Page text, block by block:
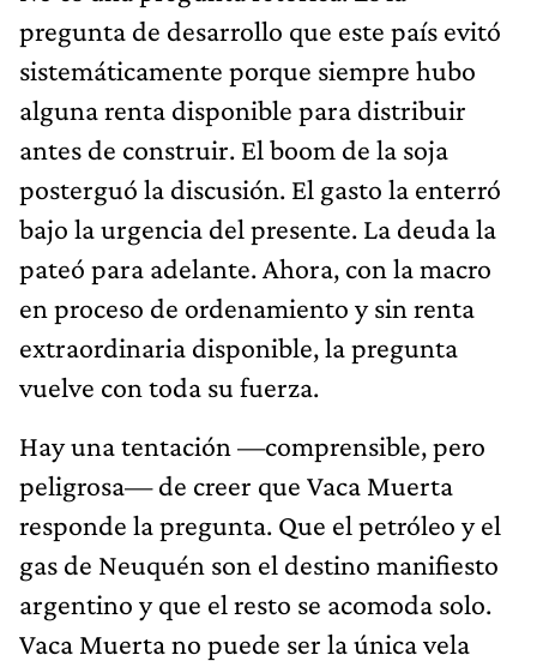
pregunta de desarrollo que este país evitó
sistemáticamente porque siempre hubo
alguna renta disponible para distribuir
antes de construir. El boom de la soja
posterguó la discusión. El gasto la enterró
bajo la urgencia del presente. La deuda la
pateó para adelante. Ahora, con la macro
en proceso de ordenamiento y sin renta
extraordinaria disponible, la pregunta
vuelve con toda su fuerza.
Hay una tentación —comprensible, pero
peligrosa— de creer que Vaca Muerta
responde la pregunta. Que el petróleo y el
gas de Neuquén son el destino manifiesto
argentino y que el resto se acomoda solo.
Vaca Muerta no puede ser la única vela